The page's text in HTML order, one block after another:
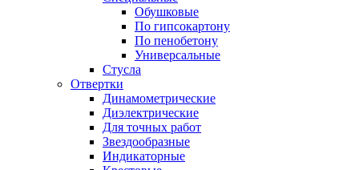
Обушковые
По гипсокартону
По пенобетону
Универсальные
Стусла
Отвертки
Динамометрические
Диэлектрические
Для точных работ
Звездообразные
Индикаторные